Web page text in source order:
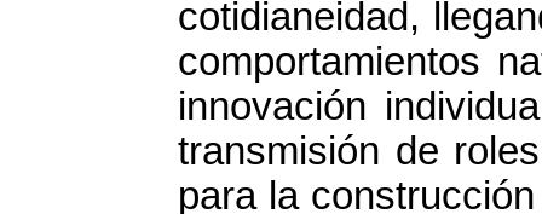
cotidianeidad,
comportamientos
innovación
transmisión de
para la